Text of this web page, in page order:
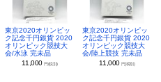
東京2020オリンピッ
ク記念千円銀貨 2020
オリンピック競技大
会/水泳 完未品
11,000円(税別)
東京2020オリンピッ
ク記念千円銀貨 2020
オリンピック競技大
会/陸上競技 完未品
11,000 円(税別)